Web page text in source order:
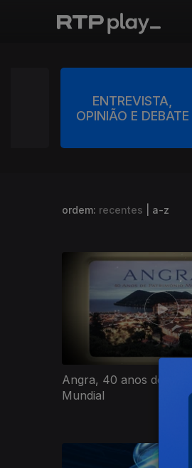
ENTREVISTA,
OPINIÃO E DEBATE
ordem: recentes a-z
Angra, 40 anos de
Mundial